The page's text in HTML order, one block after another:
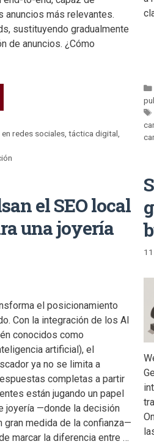
anuncios más relevantes.
sustituyendo gradualmente
de anuncios. ¿Cómo
redes sociales ,táctica digital
el SEO local
una joyería
el posicionamiento
Con la integración de los AI
conocidos como
artificial), el
ya no se limita a
completas a partir
están jugando un papel
joyería —donde la decisión
gran medida de la confianza—
marcar la diferencia entre …